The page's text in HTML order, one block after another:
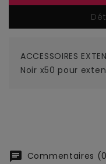
ACCESSOIRES
Noir x50 pour
chat Commentaires